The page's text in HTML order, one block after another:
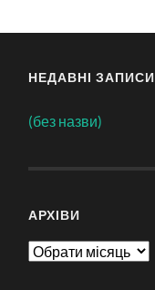
НЕДАВНІ ЗАПИСИ
(без назви)
АРХІВИ
Архіви